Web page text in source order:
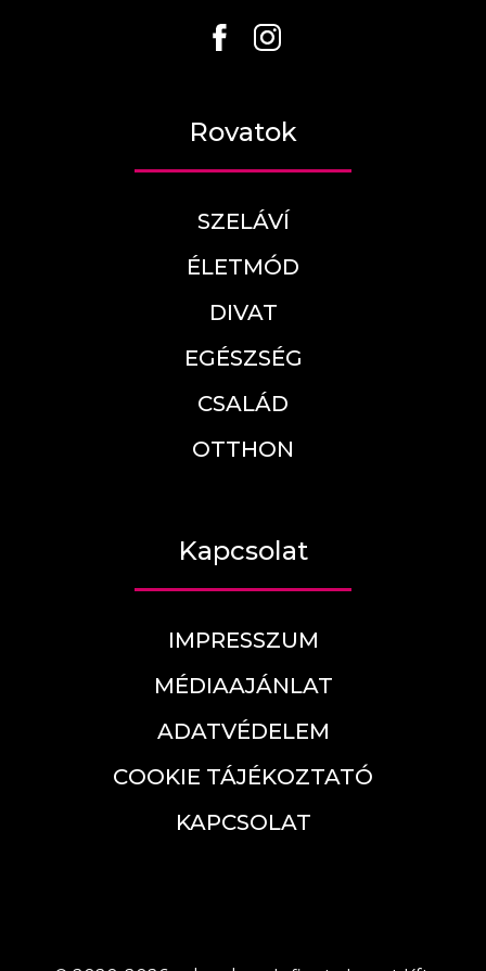
Rovatok
SZELÁVÍ
ÉLETMÓD
DIVAT
EGÉSZSÉG
CSALÁD
OTTHON
Kapcsolat
IMPRESSZUM
MÉDIAAJÁNLAT
ADATVÉDELEM
COOKIE TÁJÉKOZTATÓ
KAPCSOLAT